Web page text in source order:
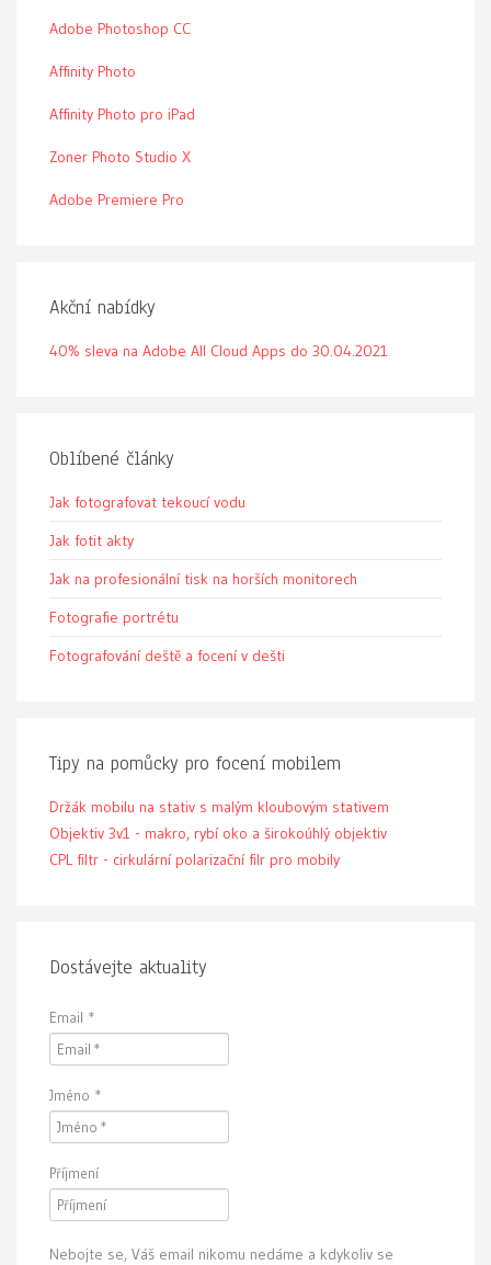
Adobe Photoshop CC
Affinity Photo
Affinity Photo pro iPad
Zoner Photo Studio X
Adobe Premiere Pro
Akční nabídky
40% sleva na Adobe All Cloud Apps do 30.04.2021
Oblíbené články
Jak fotografovat tekoucí vodu
Jak fotit akty
Jak na profesionální tisk na horších monitorech
Fotografie portrétu
Fotografování deště a focení v dešti
Tipy na pomůcky pro focení mobilem
Držák mobilu na stativ s malým kloubovým stativem
Objektiv 3v1 - makro, rybí oko a širokoúhlý objektiv
CPL filtr - cirkulární polarizační filr pro mobily
Dostávejte aktuality
Email *
Jméno *
Příjmení
Nebojte se, Váš email nikomu nedáme a kdykoliv se